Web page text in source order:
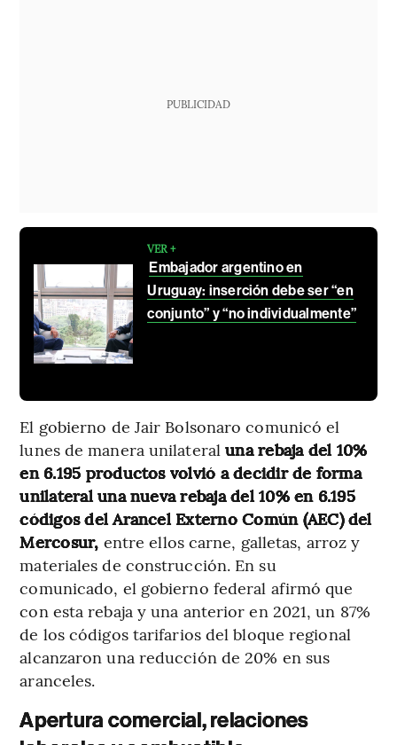
PUBLICIDAD
VER +
Embajador argentino en
Uruguay: inserción debe ser “en
conjunto” y “no individualmente”
El gobierno de Jair Bolsonaro comunicó el
lunes de manera unilateral una rebaja del 10%
en 6.195 productos volvió a decidir de forma
unilateral una nueva rebaja del 10% en 6.195
códigos del Arancel Externo Común (AEC) del
Mercosur, entre ellos carne, galletas, arroz y
materiales de construcción. En su
comunicado, el gobierno federal afirmó que
con esta rebaja y una anterior en 2021, un 87%
de los códigos tarifarios del bloque regional
alcanzaron una reducción de 20% en sus
aranceles.
Apertura comercial, relaciones